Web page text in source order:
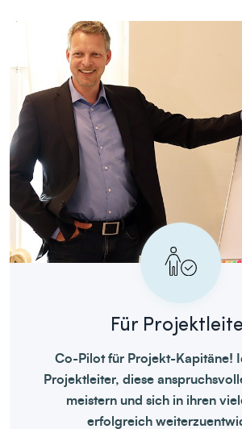
Für
Co-Pilot für Projekt-Kapitäne!
Projektleiter, diese
meistern und sich in ihren
erfolgreich